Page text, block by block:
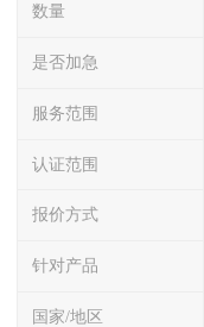
数量
是否加急
服务范围
认证范围
报价方式
针对产品
国家/地区